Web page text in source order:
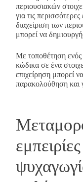
περιουσιακών
για τις
διαχείριση των
μπορεί να
Με τοποθέτηση
κώδικα σε ένα
επιχείρηση μπορεί
παρακολούθηση και